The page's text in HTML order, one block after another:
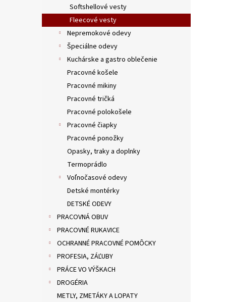
Softshellové vesty
Fleecové vesty
Nepremokové odevy
Špeciálne odevy
Kuchárske a gastro oblečenie
Pracovné košele
Pracovné mikiny
Pracovné tričká
Pracovné polokošele
Pracovné čiapky
Pracovné ponožky
Opasky, traky a doplnky
Termoprádlo
Voľnočasové odevy
Detské montérky
DETSKÉ ODEVY
PRACOVNÁ OBUV
PRACOVNÉ RUKAVICE
OCHRANNÉ PRACOVNÉ POMÔCKY
PROFESIA, ZÁĽUBY
PRÁCE VO VÝŠKACH
DROGÉRIA
METLY, ZMETÁKY A LOPATY